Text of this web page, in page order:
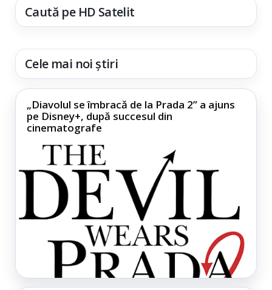
Caută pe HD Satelit
Cele mai noi știri
„Diavolul se îmbracă de la Prada 2” a ajuns
pe Disney+, după succesul din
cinematografe